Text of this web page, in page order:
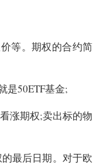
等。期权的合约简
是50ETF基金;
涨期权;卖出标的物
最后日期。对于欧